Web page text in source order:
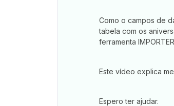
Como o campos de
tabela com os
ferramenta
Este vídeo explica
Espero ter ajudar.